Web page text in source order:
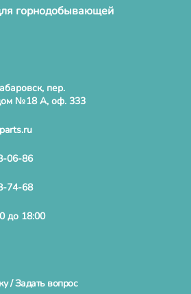
горнодобывающей
пер.
№18 А, оф. 333
06-86
74-68
до 18:00
/ Задать вопрос